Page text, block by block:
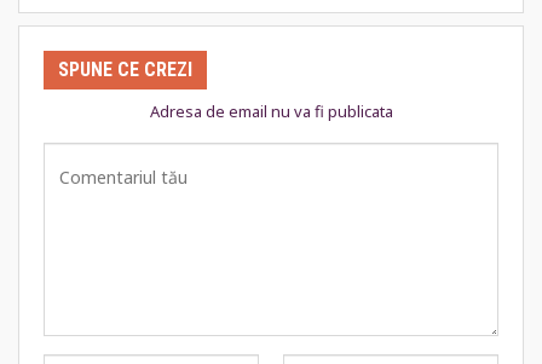
SPUNE CE CREZI
Adresa de email nu va fi publicata